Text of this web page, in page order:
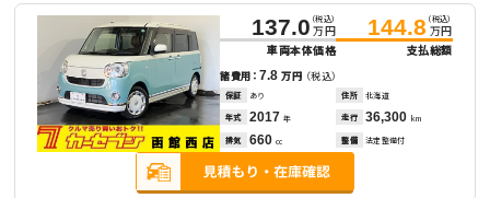
137.0 （税込）
万円
車両本体価格
144.8 （税込）
万円
支払総額
諸費用：7.8万円 （税込）
保証 あり 住所 北海道
年式 2017 年 走行 36,300 km
排気 660 cc 整備 法定整備付